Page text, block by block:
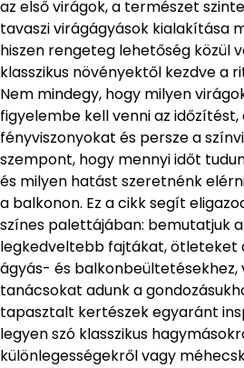
az első virágok, a természet
tavaszi virágágyások kialakítása
hiszen rengeteg lehetőség közül
klasszikus növényektől kezdve a
Nem mindegy, hogy milyen
figyelembe kell venni az időzítést,
fényviszonyokat és persze a
szempont, hogy mennyi időt
és milyen hatást szeretnénk
a balkonon. Ez a cikk segít
színes palettájában: bemutatjuk
legkedveltebb fajtákat, ötleteket
ágyás- és balkonbeültetésekhez,
tanácsokat adunk a
tapasztalt kertészek egyaránt
legyen szó klasszikus
különlegességekről vagy